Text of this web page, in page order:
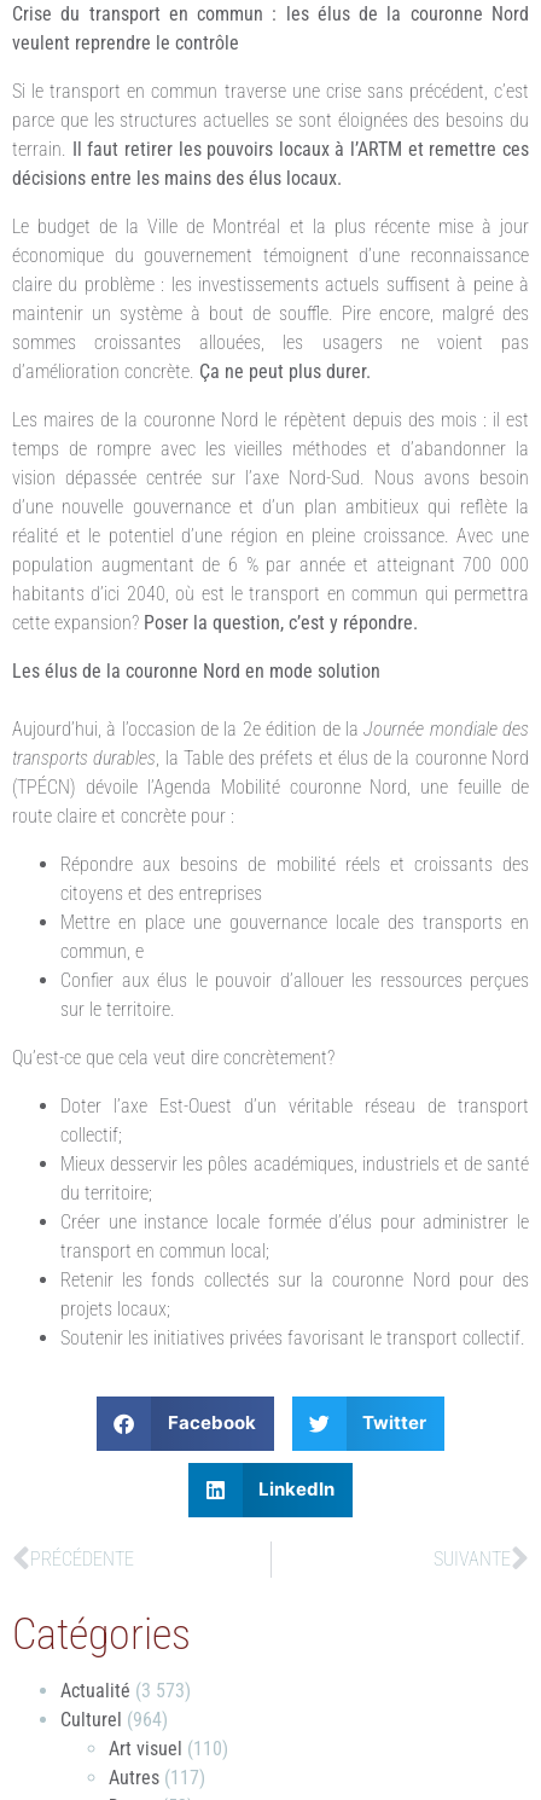
Crise du transport en commun : les élus de la couronne Nord
veulent reprendre le contrôle
Si le transport en commun traverse une crise sans précédent, c’est
parce que les structures actuelles se sont éloignées des besoins du
terrain. Il faut retirer les pouvoirs locaux à l’ARTM et remettre ces
décisions entre les mains des élus locaux.
Le budget de la Ville de Montréal et la plus récente mise à jour
économique du gouvernement témoignent d’une reconnaissance
claire du problème : les investissements actuels suffisent à peine à
maintenir un système à bout de souffle. Pire encore, malgré des
sommes croissantes allouées, les usagers ne voient pas
d’amélioration concrète. Ça ne peut plus durer.
Les maires de la couronne Nord le répètent depuis des mois : il est
temps de rompre avec les vieilles méthodes et d’abandonner la
vision dépassée centrée sur l’axe Nord-Sud. Nous avons besoin
d’une nouvelle gouvernance et d’un plan ambitieux qui reflète la
réalité et le potentiel d’une région en pleine croissance. Avec une
population augmentant de 6 % par année et atteignant 700 000
habitants d’ici 2040, où est le transport en commun qui permettra
cette expansion? Poser la question, c’est y répondre.
Les élus de la couronne Nord en mode solution
Aujourd’hui, à l’occasion de la 2e édition de laJournée mondiale des
transports durables , la Table des préfets et élus de la couronne Nord
(TPÉCN) dévoile l’Agenda Mobilité couronne Nord, une feuille de
route claire et concrète pour :
Répondre aux besoins de mobilité réels et croissants des
citoyens et des entreprises
Mettre en place une gouvernance locale des transports en
commun, e
Confier aux élus le pouvoir d’allouer les ressources perçues
sur le territoire.
Qu’est-ce que cela veut dire concrètement?
Doter l’axe Est-Ouest d’un véritable réseau de transport
collectif;
Mieux desservir les pôles académiques, industriels et de santé
du territoire;
Créer une instance locale formée d’élus pour administrer le
transport en commun local;
Retenir les fonds collectés sur la couronne Nord pour des
projets locaux;
Soutenir les initiatives privées favorisant le transport collectif.
Facebook Twitter
LinkedIn
PRÉCÉDENTE SUIVANTE
Catégories
Actualité (3 573)
Culturel (964)
Art visuel (110)
Autres (117)